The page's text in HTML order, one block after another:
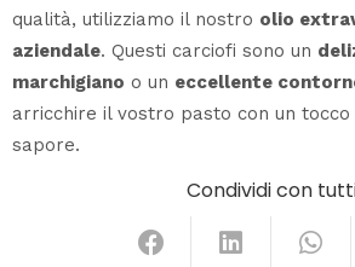
qualità, utilizziamo il nostro olio
aziendale. Questi carciofi sono un
marchigiano o un eccellente
arricchire il vostro pasto con un tocco
sapore.
Condividi con